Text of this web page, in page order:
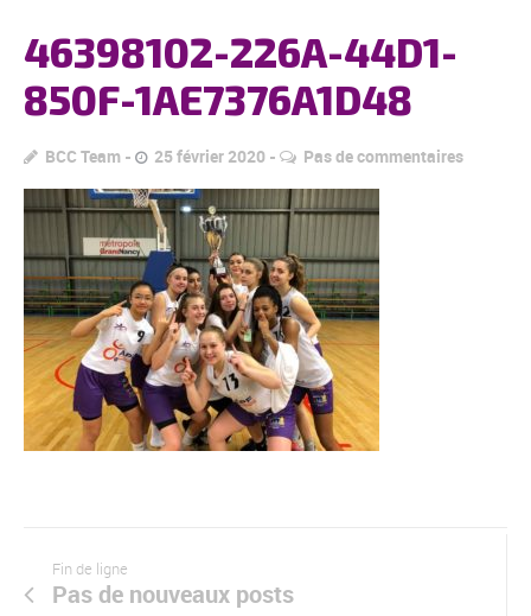
46398102-226A-44D1-
850F-1AE7376A1D48
BCC Team 25 février 2020 Pas de commentaires
Fin de ligne
Pas de nouveaux posts